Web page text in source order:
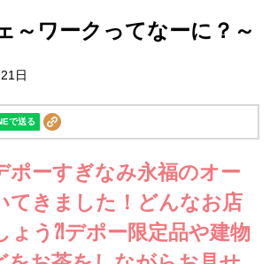
～ワークってなーに？～
日
ーすぎなみ永福のオー
てきました！どんなお店
ょう⁈デポー限定品や建物